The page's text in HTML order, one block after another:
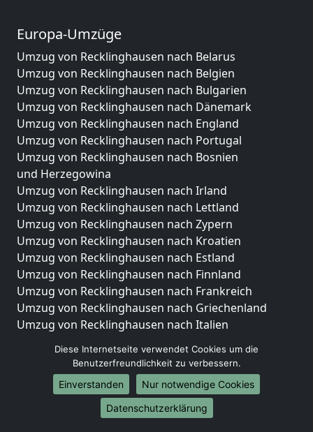
Europa-Umzüge
Umzug von Recklinghausen nach Belarus
Umzug von Recklinghausen nach Belgien
Umzug von Recklinghausen nach Bulgarien
Umzug von Recklinghausen nach Dänemark
Umzug von Recklinghausen nach England
Umzug von Recklinghausen nach Portugal
Umzug von Recklinghausen nach Bosnien
und Herzegowina
Umzug von Recklinghausen nach Irland
Umzug von Recklinghausen nach Lettland
Umzug von Recklinghausen nach Zypern
Umzug von Recklinghausen nach Kroatien
Umzug von Recklinghausen nach Estland
Umzug von Recklinghausen nach Finnland
Umzug von Recklinghausen nach Frankreich
Umzug von Recklinghausen nach Griechenland
Umzug von Recklinghausen nach Italien
Umzug von Recklinghausen nach Luxemburg
Umzug von Recklinghausen nach Niederlande
Umzug von Recklinghausen nach Norwegen
Umzüge-Deutschlandweit
Diese Internetseite verwendet Cookies um die
Benutzerfreundlichkeit zu verbessern.
Einverstanden
Nur notwendige Cookies
Datenschutzerklärung